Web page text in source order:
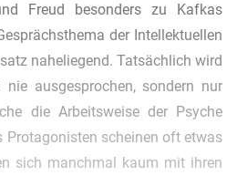
Freud besonders zu Kafkas
der Intellektuellen
naheliegend. Tatsächlich wird
ausgesprochen, sondern nur
die Arbeitsweise der Psyche
Protagonisten scheinen oft etwas
sich manchmal kaum mit ihren